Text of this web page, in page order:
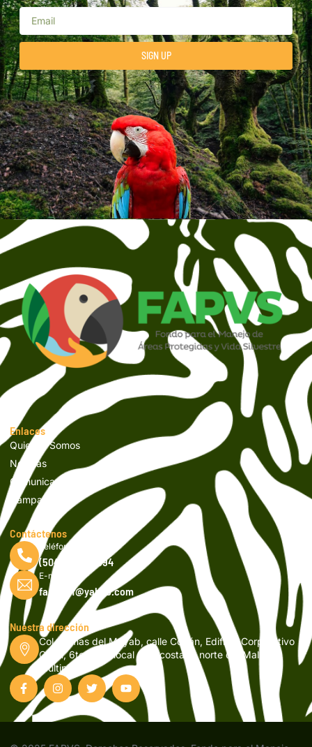
SIGN UP
Enlaces
Quienes Somos
Noticias
Comunicados
Campañas
Contáctenos
Teléfono
(504) 2262-9994
E-mail
fapvsicf@yahoo.com
Nuestra dirección
Col. Lomas del Mayab, calle Copán, Edificio Corporativo
Orión, 6to nivel, local 601, costado norte del Mall
Multiplaza